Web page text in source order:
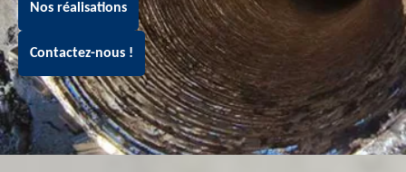
Nos réalisations
Contactez-nous !